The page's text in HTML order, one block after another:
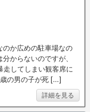
のか広めの駐車場なの
からないのですが、
走してしまい観客席に
の男の子が死 […]
詳細を見る